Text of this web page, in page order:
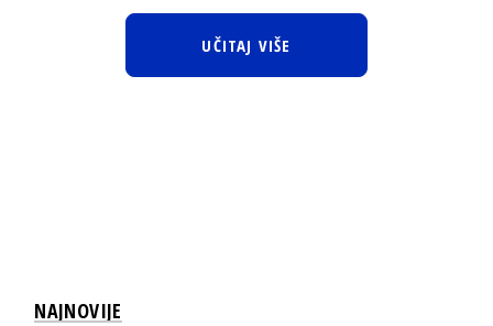
UČITAJ VIŠE
NAJNOVIJE